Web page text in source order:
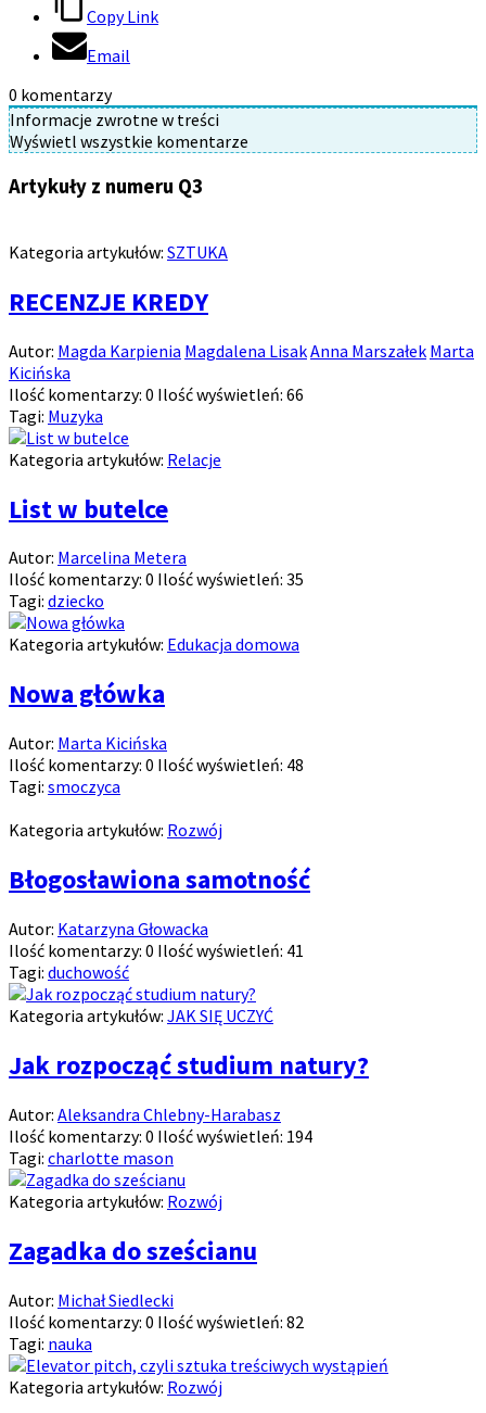
Copy Link
Email
0 komentarzy
Informacje zwrotne w treści
Wyświetl wszystkie komentarze
Artykuły z numeru Q3
Kategoria artykułów: SZTUKA
RECENZJE KREDY
Autor: Magda Karpienia Magdalena LisakAnna Marszałek Marta
Kicińska
Ilość komentarzy: 0 Ilość wyświetleń: 66
Tagi: Muzyka
Kategoria artykułów: Relacje
List w butelce
Autor: Marcelina Metera
Ilość komentarzy: 0 Ilość wyświetleń: 35
Tagi: dziecko
Kategoria artykułów: Edukacja domowa
Nowa główka
Autor: Marta Kicińska
Ilość komentarzy: 0 Ilość wyświetleń: 48
Tagi: smoczyca
Kategoria artykułów: Rozwój
Błogosławiona samotność
Autor: Katarzyna Głowacka
Ilość komentarzy: 0 Ilość wyświetleń: 41
Tagi: duchowość
Kategoria artykułów: JAK SIĘ UCZYĆ
Jak rozpocząć studium natury?
Autor: Aleksandra Chlebny-Harabasz
Ilość komentarzy: 0 Ilość wyświetleń: 194
Tagi: charlotte mason
Kategoria artykułów: Rozwój
Zagadka do sześcianu
Autor: Michał Siedlecki
Ilość komentarzy: 0 Ilość wyświetleń: 82
Tagi: nauka
Kategoria artykułów: Rozwój